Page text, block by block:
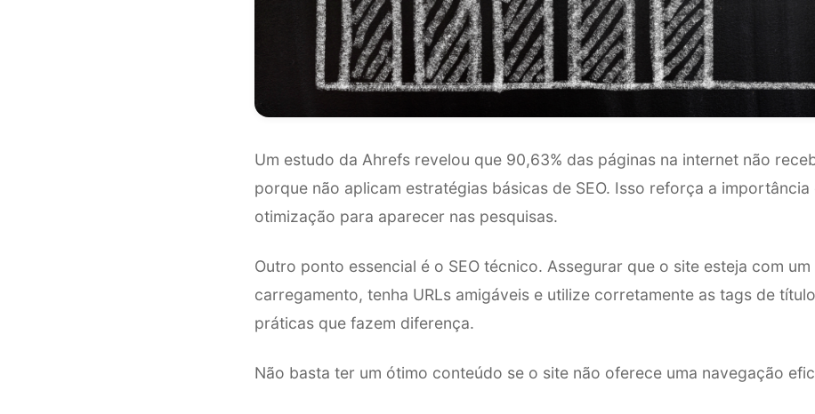
Um estudo da Ahrefs revelou que 90,63% das páginas na internet não
porque não aplicam estratégias básicas de SEO. Isso reforça a importância
otimização para aparecer nas pesquisas.
Outro ponto essencial é o SEO técnico. Assegurar que o site esteja com
carregamento, tenha URLs amigáveis e utilize corretamente as tags de
práticas que fazem diferença.
Não basta ter um ótimo conteúdo se o site não oferece uma navegação